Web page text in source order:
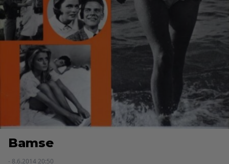
Bamse
- 8.6.2014 20:50